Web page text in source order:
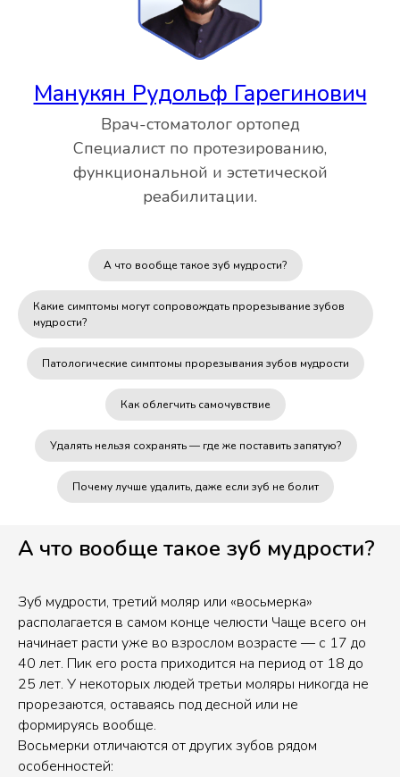
Манукян Рудольф Гарегинович
Врач-стоматолог ортопед
Специалист по протезированию,
функциональной и эстетической
реабилитации.
А что вообще такое зуб мудрости?
Какие симптомы могут сопровождать прорезывание зубов
мудрости?
Патологические симптомы прорезывания зубов мудрости
Как облегчить самочувствие
Удалять нельзя сохранять — где же поставить запятую?
Почему лучше удалить, даже если зуб не болит
А что вообще такое зуб мудрости?
Зуб мудрости, третий моляр или «восьмерка»
располагается в самом конце челюсти Чаще всего он
начинает расти уже во взрослом возрасте — с 17 до
40 лет. Пик его роста приходится на период от 18 до
25 лет. У некоторых людей третьи моляры никогда не
прорезаются, оставаясь под десной или не
формируясь вообще.
Восьмерки отличаются от других зубов рядом
особенностей: